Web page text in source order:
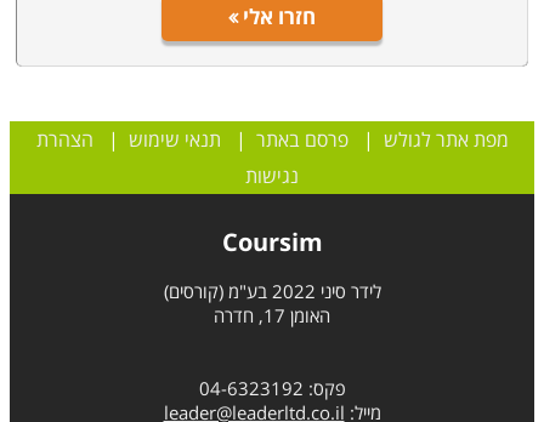
חזרו אלי
מפת אתר לגולש |פרסם באתר | תנאי שימוש | הצהרת
נגישות
Coursim
לידר סיני 2022 בע"מ (קורסים)
האומן 17, חדרה
פקס: 04-6323192
מייל: leader@leaderltd.co.il